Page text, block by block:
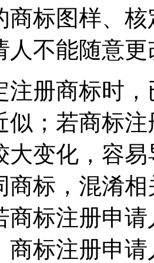
商标图样、
人不能随意
注册商标时
似；若商标
大变化，容
商标，混淆
商标注册申
商标注册申